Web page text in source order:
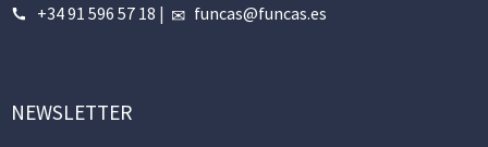
+34 91 596 57 18 | funcas@funcas.es
NEWSLETTER